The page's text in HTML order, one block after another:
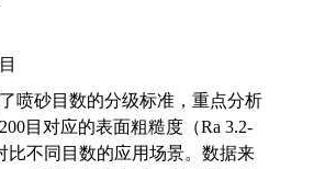
喷砂目数的分级标准，重点分析
目对应的表面粗糙度（Ra 3.2-
比不同目数的应用场景。数据来